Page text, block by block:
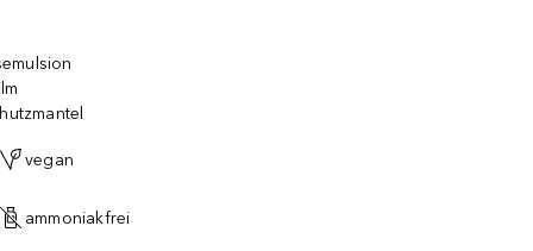
vegan
ammoniakfrei